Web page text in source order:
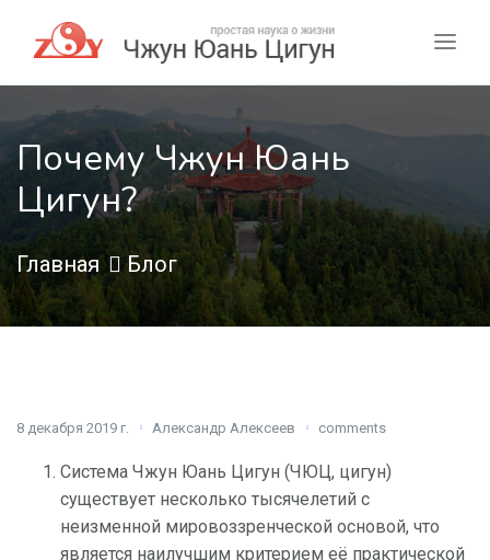
Почему Чжун Юань
Цигун?
Главная Блог
8 декабря 2019 г. Александр Алексеев comments
Система Чжун Юань Цигун (ЧЮЦ, цигун)
существует несколько тысячелетий с
неизменной мировоззренческой основой, что
является наилучшим критерием её практической